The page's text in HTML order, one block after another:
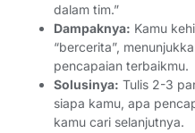
dalam tim.”
Dampaknya: Kamu
“bercerita”,
pencapaian terbaikmu.
Solusinya: Tulis 2-3
siapa kamu, apa
kamu cari selanjutnya.